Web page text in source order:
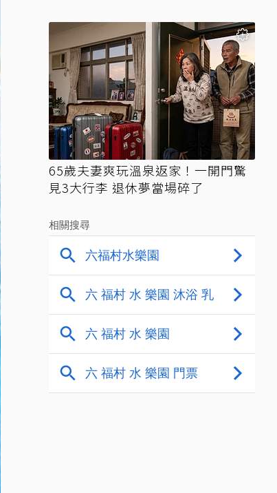
65歲夫妻爽玩溫泉返家！一開門驚
見3大行李 退休夢當場碎了